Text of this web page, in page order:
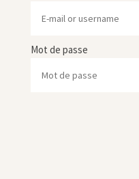
Mot de passe